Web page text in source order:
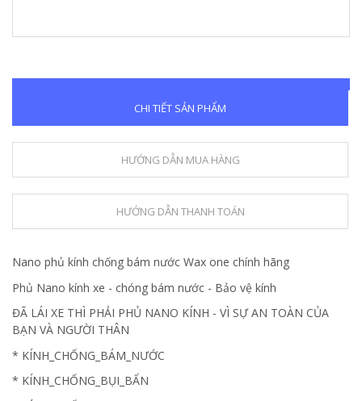
CHI TIẾT SẢN PHẨM
HƯỚNG DẪN MUA HÀNG
HƯỚNG DẪN THANH TOÁN
Nano phủ kính chống bám nước Wax one chính hãng
Phủ Nano kính xe - chóng bám nước - Bảo vệ kính
ĐÃ LÁI XE THÌ PHẢI PHỦ NANO KÍNH - VÌ SỰ AN TOÀN CỦA
BẠN VÀ NGƯỜI THÂN
* KÍNH_CHỐNG_BÁM_NƯỚC
* KÍNH_CHỐNG_BỤI_BẨN